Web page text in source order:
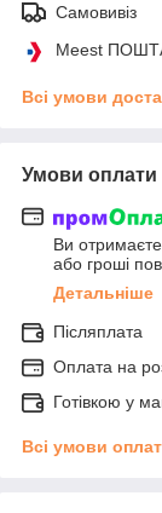
Самовивіз
Meest
Всі умови
Умови оплати
Ви
або гроші
Детальніше
Післяплата
Оплата на
Готівкою у
Всі умови